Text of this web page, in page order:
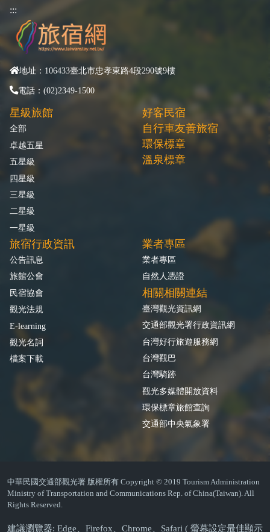
:::
地址：106433臺北市忠孝東路4段290號9樓
電話：(02)2349-1500
星級旅館
全部
卓越五星
五星級
四星級
三星級
二星級
一星級
好客民宿
自行車友善旅宿
環保標章
溫泉標章
旅宿行政資訊
公告訊息
旅館公會
民宿協會
觀光法規
E-learning
觀光名詞
檔案下載
業者專區
業者專區
自然人憑證
相關相關連結
臺灣觀光資訊網
交通部觀光署行政資訊網
台灣好行旅遊服務網
台灣觀巴
台灣騎跡
觀光多媒體開放資料
環保標章旅館查詢
交通部中央氣象署
中華民國交通部觀光署 版權所有 Copyright © 2019 Tourism Administration
Ministry of Transportation and Communications Rep. of China(Taiwan). All
Rights Reserved.
建議瀏覽器: Edge、Firefox、Chrome、Safari ( 螢幕設定最佳顯示